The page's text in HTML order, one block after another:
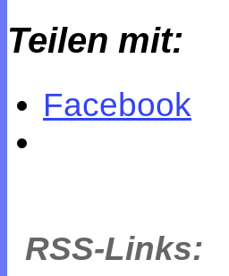
Teilen mit:
Facebook
RSS-Links: